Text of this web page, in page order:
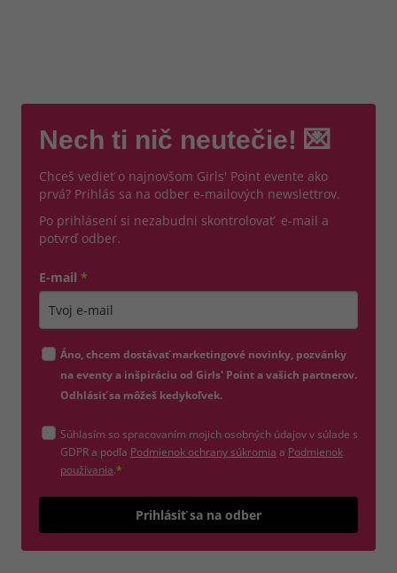
Nech ti nič neutečie! 💌
Chceš vedieť o najnovšom Girls' Point evente ako
prvá? Prihlás sa na odber e-mailových newslettrov.
Po prihlásení si nezabudni skontrolovať e-mail a
potvrď odber.
E-mail *
Áno, chcem dostávať marketingové novinky, pozvánky
na eventy a inšpiráciu od Girls' Point a vašich partnerov.
Odhlásiť sa môžeš kedykoľvek.
Súhlasím so spracovaním mojich osobných údajov v súlade s
GDPR a podľa Podmienok ochrany súkromia (otvorí sa v novom okne)
a Podmienok
používania(otvorí sa v novom okne)
.*
Prihlásiť sa na odber